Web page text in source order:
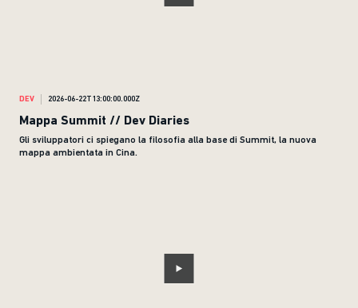
DEV 2026-06-22T13:00:00.000Z
Mappa Summit // Dev Diaries
Gli sviluppatori ci spiegano la filosofia alla base di Summit, la nuova
mappa ambientata in Cina.